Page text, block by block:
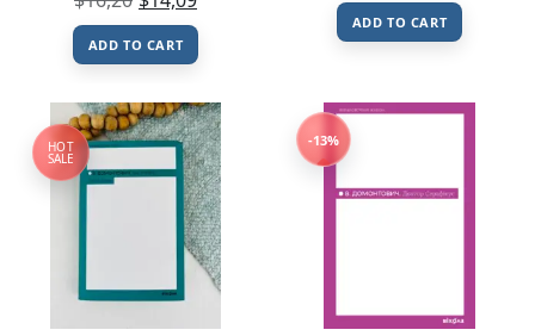
ADD TO CART
ADD TO CART
HOT
SALE
-13%